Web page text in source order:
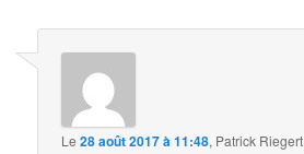
Le28 août 2017 à 11:48, Patrick Riegert